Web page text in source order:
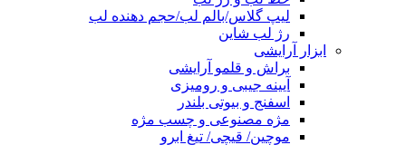
لیپ گلاس/بالم لب/حجم دهنده لب
رژ لب شاین
ابزار آرایشی
براش و قلمو آرایشی
آیینه جیبی و رومیزی
اسفنج و بیوتی بلندر
مژه مصنوعی و چسب مژه
موچین/ قیچی/ تیغ ابرو